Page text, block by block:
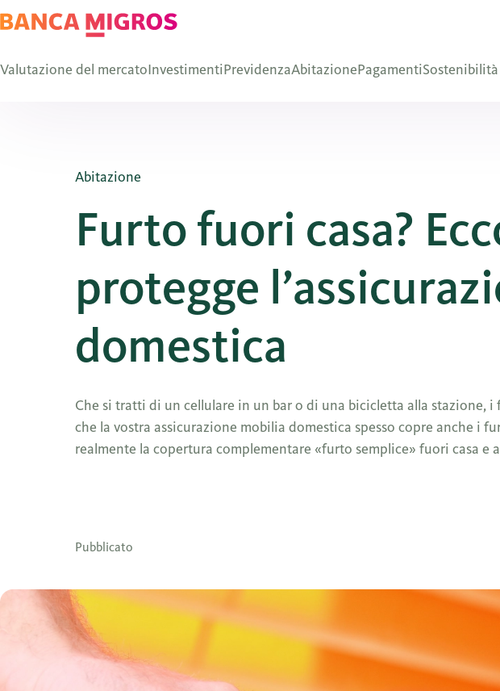
Valutazione del mercatoInvestimentiPrevidenzaAbitazionePagamentiSostenibilità
Abitazione
Furto fuori casa?
protegge
domestica
Che si tratti di un cellulare in un bar o di una bicicletta alla stazione,
che la vostra assicurazione mobilia domestica spesso copre anche i
realmente la copertura complementare «furto semplice» fuori casa e
Pubblicato